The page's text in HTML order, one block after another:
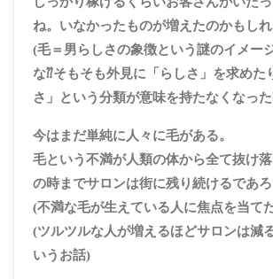
ね。いなかったものが増えたのかもしれ
(毛＝男らしさの象徴という謎のイメー
な⁇そもそも外見に「らしさ」を求め
さ」という分類が意味を持たなくなっ
今はまだ単純に人々に毛がある。
毛という不満が人類の体から全て抜け
の時までサロンは街に残り続けるであろ
(不満な毛が生えている人に焦点を当て
(ツルツルな人が増えるほどサロンは減
いうお話)